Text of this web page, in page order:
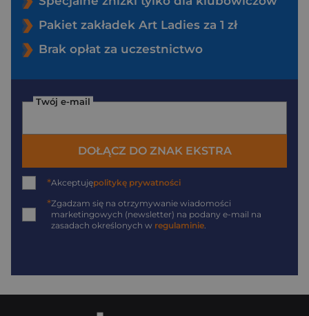
Pakiet zakładek Art Ladies za 1 zł
Brak opłat za uczestnictwo
Twój e-mail
DOŁĄCZ DO ZNAK EKSTRA
*Akceptujępolitykę prywatności
*Zgadzam się na otrzymywanie wiadomości
marketingowych (newsletter) na podany e-mail na
zasadach określonych w regulaminie.